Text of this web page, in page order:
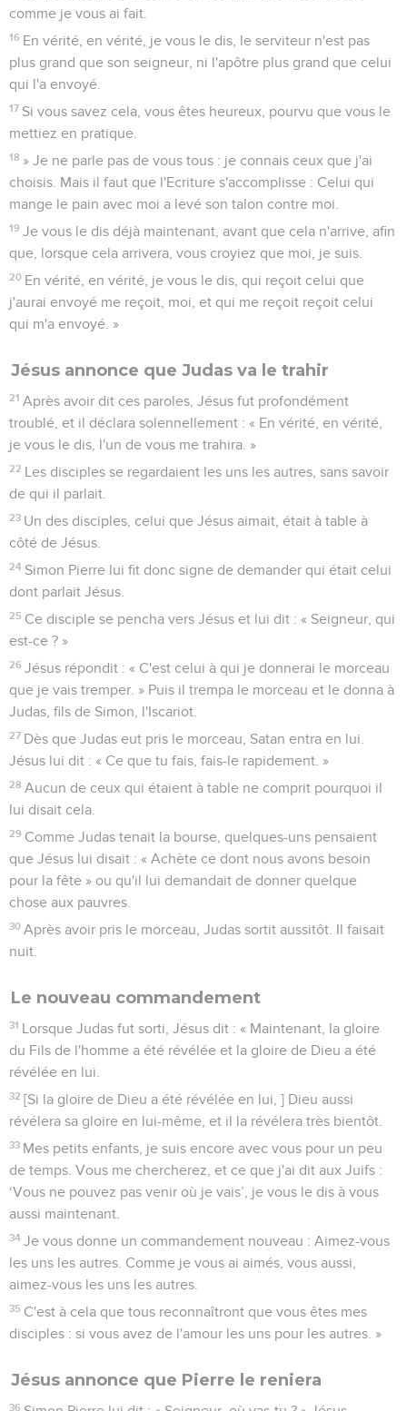
comme je vous ai fait.
16 En vérité, en vérité, je vous le dis, le serviteur n'est pas
plus grand que son seigneur, ni l'apôtre plus grand que celui
qui l'a envoyé.
17 Si vous savez cela, vous êtes heureux, pourvu que vous le
mettiez en pratique.
18 » Je ne parle pas de vous tous : je connais ceux que j'ai
choisis. Mais il faut que l'Ecriture s'accomplisse : Celui qui
mange le pain avec moi a levé son talon contre moi.
19 Je vous le dis déjà maintenant, avant que cela n'arrive, afin
que, lorsque cela arrivera, vous croyiez que moi, je suis.
20 En vérité, en vérité, je vous le dis, qui reçoit celui que
j'aurai envoyé me reçoit, moi, et qui me reçoit reçoit celui
qui m'a envoyé. »
Jésus annonce que Judas va le trahir
21 Après avoir dit ces paroles, Jésus fut profondément
troublé, et il déclara solennellement : « En vérité, en vérité,
je vous le dis, l'un de vous me trahira. »
22 Les disciples se regardaient les uns les autres, sans savoir
de qui il parlait.
23 Un des disciples, celui que Jésus aimait, était à table à
côté de Jésus.
24 Simon Pierre lui fit donc signe de demander qui était celui
dont parlait Jésus.
25 Ce disciple se pencha vers Jésus et lui dit : « Seigneur, qui
est-ce ? »
26 Jésus répondit : « C'est celui à qui je donnerai le morceau
que je vais tremper. » Puis il trempa le morceau et le donna à
Judas, fils de Simon, l'Iscariot.
27 Dès que Judas eut pris le morceau, Satan entra en lui.
Jésus lui dit : « Ce que tu fais, fais-le rapidement. »
28 Aucun de ceux qui étaient à table ne comprit pourquoi il
lui disait cela.
29 Comme Judas tenait la bourse, quelques-uns pensaient
que Jésus lui disait : « Achète ce dont nous avons besoin
pour la fête » ou qu'il lui demandait de donner quelque
chose aux pauvres.
30 Après avoir pris le morceau, Judas sortit aussitôt. Il faisait
nuit.
Le nouveau commandement
31 Lorsque Judas fut sorti, Jésus dit : « Maintenant, la gloire
du Fils de l'homme a été révélée et la gloire de Dieu a été
révélée en lui.
32 [Si la gloire de Dieu a été révélée en lui, ] Dieu aussi
révélera sa gloire en lui-même, et il la révélera très bientôt.
33 Mes petits enfants, je suis encore avec vous pour un peu
de temps. Vous me chercherez, et ce que j'ai dit aux Juifs :
‘Vous ne pouvez pas venir où je vais’, je vous le dis à vous
aussi maintenant.
34 Je vous donne un commandement nouveau : Aimez-vous
les uns les autres. Comme je vous ai aimés, vous aussi,
aimez-vous les uns les autres.
35 C'est à cela que tous reconnaîtront que vous êtes mes
disciples : si vous avez de l'amour les uns pour les autres. »
Jésus annonce que Pierre le reniera
36